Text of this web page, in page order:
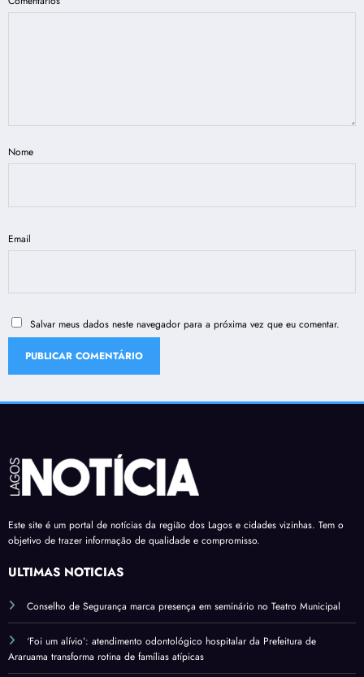
Nome
Email
Salvar meus dados neste navegador para a próxima vez que eu comentar.
Este site é um portal de notícias da região dos Lagos e cidades vizinhas. Tem o
objetivo de trazer informação de qualidade e compromisso.
ÚLTIMAS NOTÍCIAS
Conselho de Segurança marca presença em seminário no Teatro Municipal
‘Foi um alívio’: atendimento odontológico hospitalar da Prefeitura de
Araruama transforma rotina de famílias atípicas